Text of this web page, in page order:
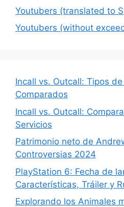
Youtubers (translated to
Youtubers (without
Incall vs. Outcall: Tipos
Comparados
Incall vs. Outcall:
Servicios
Patrimonio neto de
Controversias 2024
PlayStation 6: Fecha de
Características, Tráiler y
Explorando los Animales